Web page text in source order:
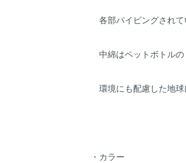
各部パイピングされて
中綿はペットボトル
環境にも配慮した地球
・カラー